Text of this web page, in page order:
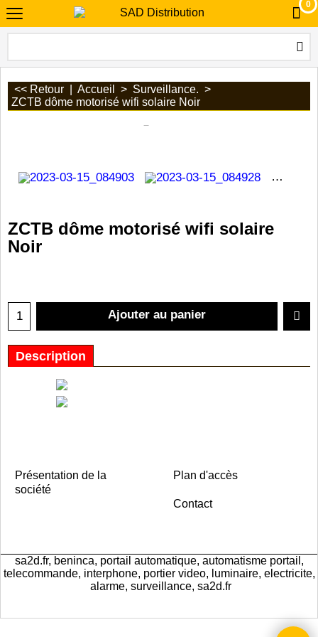
0
<< Retour Accueil > Surveillance. >
ZCTB dôme motorisé wifi solaire Noir
ZCTB dôme motorisé wifi solaire
Noir
Ajouter au panier
Description
Présentation de la
société
Plan d'accès
Contact
sa2d.fr, beninca, portail automatique, automatisme portail,
telecommande, interphone, portier video, luminaire, electricite,
alarme, surveillance, sa2d.fr